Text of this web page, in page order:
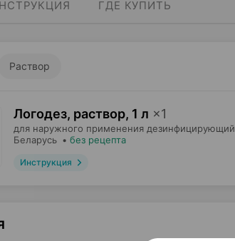
ГДЕ КУПИТЬ
Раствор
Логодез, раствор, 1 л ×1
для наружного применения дезинфицирующий,
Беларусь • без рецепта
Инструкция